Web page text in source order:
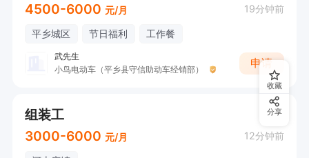
4500-6000 元/月 19分钟前
平乡城区 节日福利 工作餐
武先生
小鸟电动车（平乡县守信助动车经销部）
申请
组装工
3000-6000 元/月 12分钟前
收藏
分享